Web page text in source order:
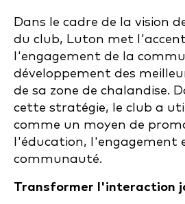
Dans le cadre de la vision
du club, Luton met
l'engagement de la
développement des
de sa zone de chalandise.
cette stratégie, le club a
comme un moyen de
l'éducation, l'engagement
communauté.
Transformer l'interaction